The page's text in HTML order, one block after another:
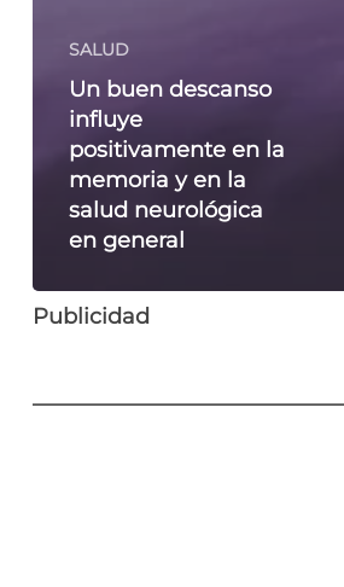
SALUD
Un buen descanso
influye
positivamente en la
memoria y en la
salud neurológica
en general
Publicidad